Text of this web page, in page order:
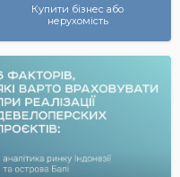
Купити бізнес або
нерухомість